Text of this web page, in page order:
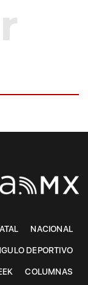
NACIONAL
DEPORTIVO
COLUMNAS